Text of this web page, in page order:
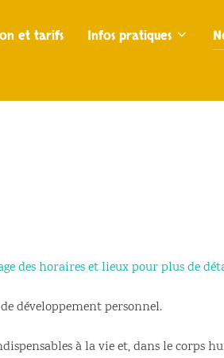
et tarifs Infos pratiques
des horaires et lieux pour plus de
développement personnel.
à la vie et, dans le corps